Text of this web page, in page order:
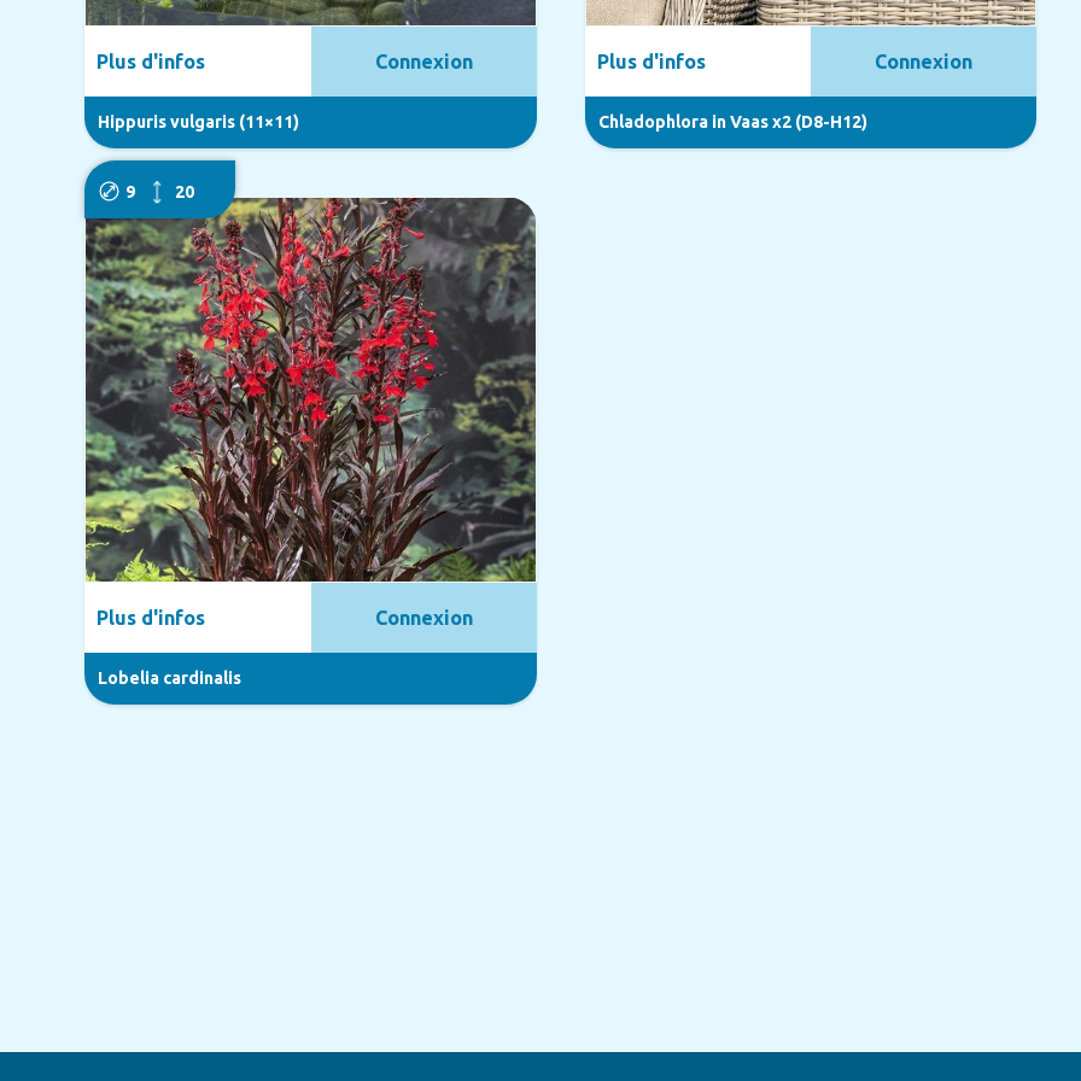
Hippuris vulgaris (11×11)
Plus d'infos Connexion
Chladophlora in Vaas x2 (D8-H12)
Plus d'infos Connexion
9 20
Lobelia cardinalis
Plus d'infos Connexion